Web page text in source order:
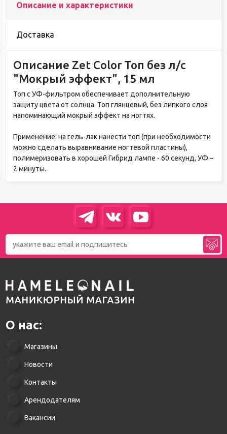
Описание и характеристики
Доставка
Описание Zet Color Топ без л/с
"Мокрый эффект", 15 мл
Топ с УФ-фильтром обеспечивает дополнительную
защиту цвета от солнца. Топ глянцевый, без липкого слоя
напоминающий мокрый эффект на ногтях.
Применение: на гель-лак нанести топ (при необходимости
можно сделать выравнивание ногтевой пластины),
полимеризовать в хорошей Гибрид лампе - 60 секунд, УФ –
2 минуты.
О нас:
Магазины
Новости
Контакты
Арендодателям
Вакансии